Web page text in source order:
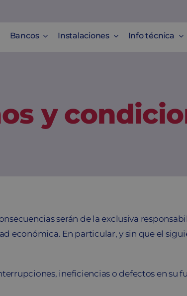
Bancos Instalaciones Info técnica
y
serán de la exclusiva
económica. En particular, y sin que el
ineficiencias o defectos en su